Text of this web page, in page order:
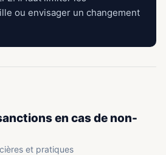
ou envisager un changement
en cas de non-
et pratiques